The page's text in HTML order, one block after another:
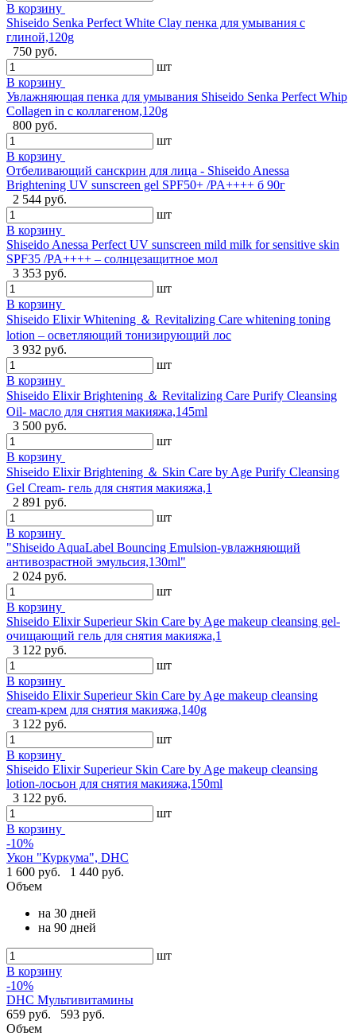
В корзину
Shiseido Senka Perfect White Clay пенка для умывания с
глиной,120g
750 руб.
шт
В корзину
Увлажняющая пенка для умывания Shiseido Senka Perfect Whip
Collagen in с коллагеном,120g
800 руб.
шт
В корзину
Отбеливающий санскрин для лица - Shiseido Anessa
Brightening UV sunscreen gel SPF50+ /PA++++ б 90г
2 544 руб.
шт
В корзину
Shiseido Anessa Perfect UV sunscreen mild milk for sensitive skin
SPF35 /PA++++ – солнцезащитное мол
3 353 руб.
шт
В корзину
Shiseido Elixir Whitening ＆ Revitalizing Care whitening toning
lotion – осветляющий тонизирующий лос
3 932 руб.
шт
В корзину
Shiseido Elixir Brightening ＆ Revitalizing Care Purify Cleansing
Oil- масло для снятия макияжа,145ml
3 500 руб.
шт
В корзину
Shiseido Elixir Brightening ＆ Skin Care by Age Purify Cleansing
Gel Cream- гель для снятия макияжа,1
2 891 руб.
шт
В корзину
"Shiseido AquaLabel Bouncing Emulsion-увлажняющий
антивозрастной эмульсия,130ml"
2 024 руб.
шт
В корзину
Shiseido Elixir Superieur Skin Care by Age makeup cleansing gel-
очищающий гель для снятия макияжа,1
3 122 руб.
шт
В корзину
Shiseido Elixir Superieur Skin Care by Age makeup cleansing
cream-крем для снятия макияжа,140g
3 122 руб.
шт
В корзину
Shiseido Elixir Superieur Skin Care by Age makeup cleansing
lotion-лосьон для снятия макияжа,150ml
3 122 руб.
шт
В корзину
-10%
Укон "Куркума", DHC
1 600 руб.
1 440 руб.
Объем
на 30 дней
на 90 дней
шт
В корзину
-10%
DHC Мультивитамины
659 руб.
593 руб.
Объем